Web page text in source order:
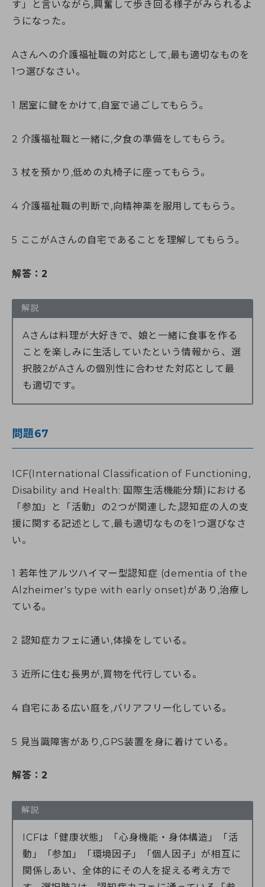
す」と言いながら,興奮して歩き回る様子がみられるよ
うになった。
Aさんへの介護福祉職の対応として,最も適切なものを
1つ選びなさい。
1 居室に鍵をかけて,自室で過ごしてもらう。
2 介護福祉職と一緒に,夕食の準備をしてもらう。
3 杖を預かり,低めの丸椅子に座ってもらう。
4 介護福祉職の判断で,向精神薬を服用してもらう。
5 ここがAさんの自宅であることを理解してもらう。
解答：2
解説
Aさんは料理が大好きで、娘と一緒に食事を作る
ことを楽しみに生活していたという情報から、選
択肢2がAさんの個別性に合わせた対応として最
も適切です。
問題67
ICF(International Classification of Functioning,
Disability and Health: 国際生活機能分類)における
「参加」と「活動」の2つが関連した,認知症の人の支
援に関する記述として,最も適切なものを1つ選びなさ
い。
1 若年性アルツハイマー型認知症 (dementia of the
Alzheimer's type with early onset)があり,治療し
ている。
2 認知症カフェに通い,体操をしている。
3 近所に住む長男が,買物を代行している。
4 自宅にある広い庭を,バリアフリー化している。
5 見当識障害があり,GPS装置を身に着けている。
解答：2
解説
ICFは「健康状態」「心身機能・身体構造」「活
動」「参加」「環境因子」「個人因子」が相互に
関係しあい、全体的にその人を捉える考え方で